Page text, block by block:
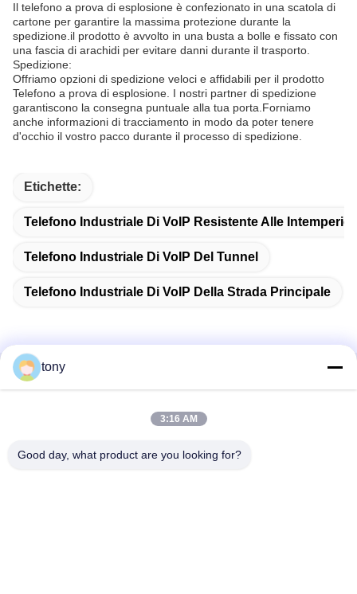
Il telefono a prova di esplosione è confezionato in una scatola di
cartone per garantire la massima protezione durante la
spedizione.il prodotto è avvolto in una busta a bolle e fissato con
una fascia di arachidi per evitare danni durante il trasporto.
Spedizione:
Offriamo opzioni di spedizione veloci e affidabili per il prodotto
Telefono a prova di esplosione. I nostri partner di spedizione
garantiscono la consegna puntuale alla tua porta.Forniamo
anche informazioni di tracciamento in modo da poter tenere
d'occhio il vostro pacco durante il processo di spedizione.
Etichette:
Telefono Industriale Di VoIP Resistente Alle Intemperie
Telefono Industriale Di VoIP Del Tunnel
Telefono Industriale Di VoIP Della Strada Principale
Contatto rapido
Centro di innovazione Zhihui, edificio A, sala 607, Shenzhen
tony
3:16 AM
Good day, what product are you looking for?